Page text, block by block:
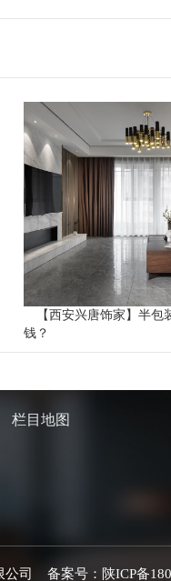
【西安兴唐饰家】半包
钱？
栏目地图
公司 备案号： 陕ICP备